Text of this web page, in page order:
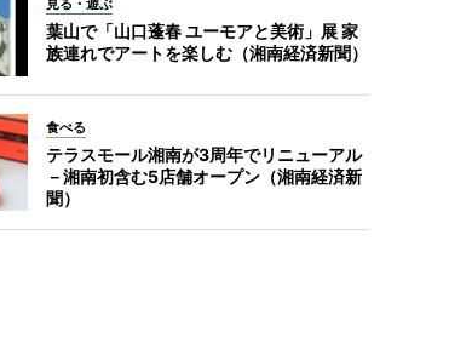
見る・遊ぶ
葉山で「山口蓬春 ユーモアと美術」展 家
族連れでアートを楽しむ（湘南経済新聞）
食べる
テラスモール湘南が3周年でリニューアル
－湘南初含む5店舗オープン（湘南経済新
聞）